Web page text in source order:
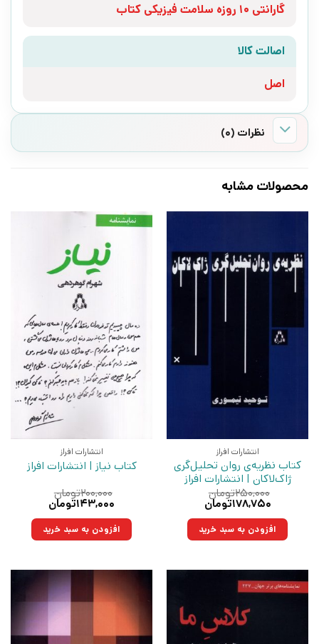
گارانتی 10 روزه سلامت فیزیکی کتاب
اصالت کالا
اصل
نظرات (0)
محصولات مشابه
انتشارات افراز
کتاب نظریه‌ی روان‌ تحلیل‌‌گری
ژاک‌لاکان | انتشارات افراز
۲۵۰,۰۰۰تومان
قیمت
۲۵۰,۰۰۰تومان
بود.
۱۷۸,۷۵۰تومان
۱۷۸,۷۵۰تومان.افزودن به سبد خرید
انتشارات افراز
کتاب نیاز | انتشارات افراز
۲۰۰,۰۰۰تومان
قیمت
۲۰۰,۰۰۰تومان
بود.
۱۴۳,۰۰۰تومان
۱۴۳,۰۰۰تومان.افزودن به سبد خرید